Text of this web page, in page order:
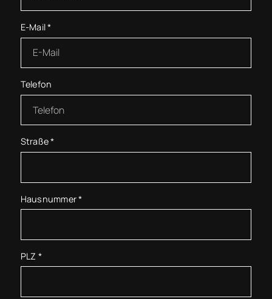
E-Mail*
Telefon
Straße*
Hausnummer*
PLZ *